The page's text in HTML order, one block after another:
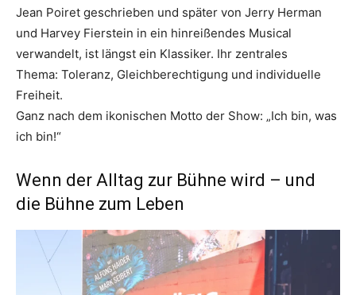
Jean Poiret geschrieben und später von Jerry Herman
und Harvey Fierstein in ein hinreißendes Musical
verwandelt, ist längst ein Klassiker. Ihr zentrales
Thema: Toleranz, Gleichberechtigung und individuelle
Freiheit.
Ganz nach dem ikonischen Motto der Show: „Ich bin, was
ich bin!“
Wenn der Alltag zur Bühne wird – und
die Bühne zum Leben